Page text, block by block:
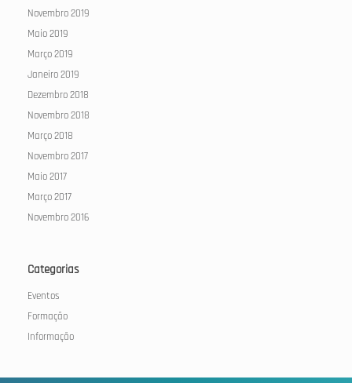
Novembro 2019
Maio 2019
Março 2019
Janeiro 2019
Dezembro 2018
Novembro 2018
Março 2018
Novembro 2017
Maio 2017
Março 2017
Novembro 2016
Categorias
Eventos
Formação
Informação